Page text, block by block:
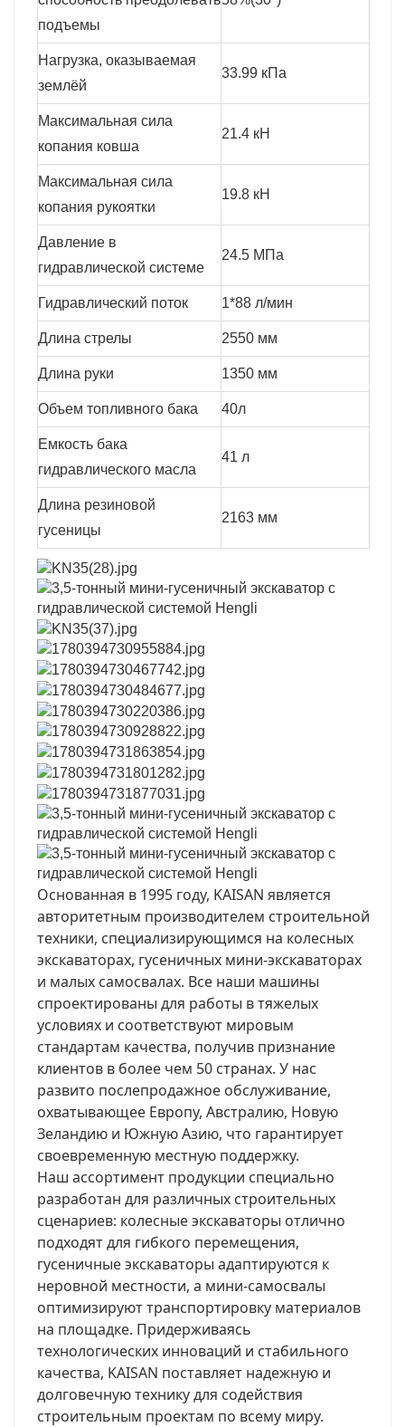
подъемы
Нагрузка, оказываемая
землёй
33.99 кПа
Максимальная сила
копания ковша
21.4 кН
Максимальная сила
копания рукоятки
19.8 кН
Давление в
гидравлической системе
24.5 МПа
Гидравлический поток 1*88 л/мин
Длина стрелы 2550 мм
Длина руки 1350 мм
Объем топливного бака 40л
Емкость бака
гидравлического масла
41 л
Длина резиновой
гусеницы
2163 мм
Основанная в 1995 году, KAISAN является
авторитетным производителем строительной
техники, специализирующимся на колесных
экскаваторах, гусеничных мини-экскаваторах
и малых самосвалах. Все наши машины
спроектированы для работы в тяжелых
условиях и соответствуют мировым
стандартам качества, получив признание
клиентов в более чем 50 странах. У нас
развито послепродажное обслуживание,
охватывающее Европу, Австралию, Новую
Зеландию и Южную Азию, что гарантирует
своевременную местную поддержку.
Наш ассортимент продукции специально
разработан для различных строительных
сценариев: колесные экскаваторы отлично
подходят для гибкого перемещения,
гусеничные экскаваторы адаптируются к
неровной местности, а мини-самосвалы
оптимизируют транспортировку материалов
на площадке. Придерживаясь
технологических инноваций и стабильного
качества, KAISAN поставляет надежную и
долговечную технику для содействия
строительным проектам по всему миру.